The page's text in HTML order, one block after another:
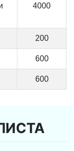
4000
200
600
600